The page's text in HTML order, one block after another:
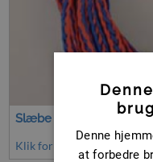
Slæbe & træk liner
Klik for at se mere
Denne
at forbedre